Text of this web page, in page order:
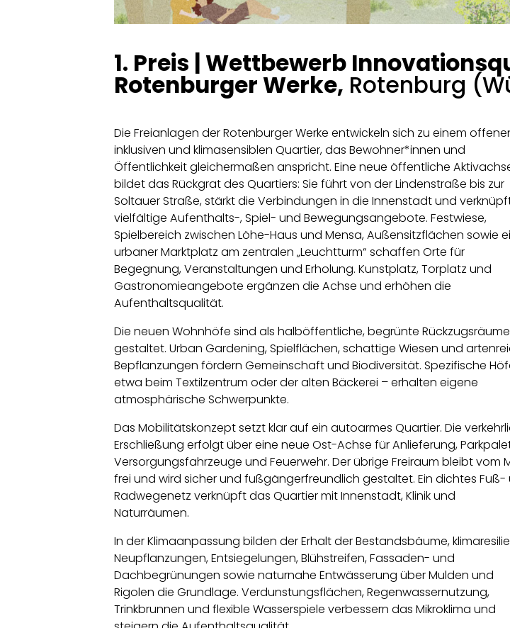
1. Preis | Wettbewerb
Rotenburger Werke, Rotenburg
Die Freianlagen der Rotenburger Werke entwickeln sich zu einem
inklusiven und klimasensiblen Quartier, das Bewohner*innen und
Öffentlichkeit gleichermaßen anspricht. Eine neue öffentliche
bildet das Rückgrat des Quartiers: Sie führt von der Lindenstraße bis zur
Soltauer Straße, stärkt die Verbindungen in die Innenstadt und
vielfältige Aufenthalts-, Spiel- und Bewegungsangebote. Festwiese,
Spielbereich zwischen Löhe-Haus und Mensa, Außensitzflächen sowie
urbaner Marktplatz am zentralen „Leuchtturm“ schaffen Orte für
Begegnung, Veranstaltungen und Erholung. Kunstplatz, Torplatz und
Gastronomieangebote ergänzen die Achse und erhöhen die
Aufenthaltsqualität.
Die neuen Wohnhöfe sind als halböffentliche, begrünte Rückzugsräume
gestaltet. Urban Gardening, Spielflächen, schattige Wiesen und
Bepflanzungen fördern Gemeinschaft und Biodiversität. Spezifische
etwa beim Textilzentrum oder der alten Bäckerei – erhalten eigene
atmosphärische Schwerpunkte.
Das Mobilitätskonzept setzt klar auf ein autoarmes Quartier. Die
Erschließung erfolgt über eine neue Ost-Achse für Anlieferung,
Versorgungsfahrzeuge und Feuerwehr. Der übrige Freiraum bleibt vom
frei und wird sicher und fußgängerfreundlich gestaltet. Ein dichtes Fuß-
Radwegenetz verknüpft das Quartier mit Innenstadt, Klinik und
Naturräumen.
In der Klimaanpassung bilden der Erhalt der Bestandsbäume,
Neupflanzungen, Entsiegelungen, Blühstreifen, Fassaden- und
Dachbegrünungen sowie naturnahe Entwässerung über Mulden und
Rigolen die Grundlage. Verdunstungsflächen, Regenwassernutzung,
Trinkbrunnen und flexible Wasserspiele verbessern das Mikroklima und